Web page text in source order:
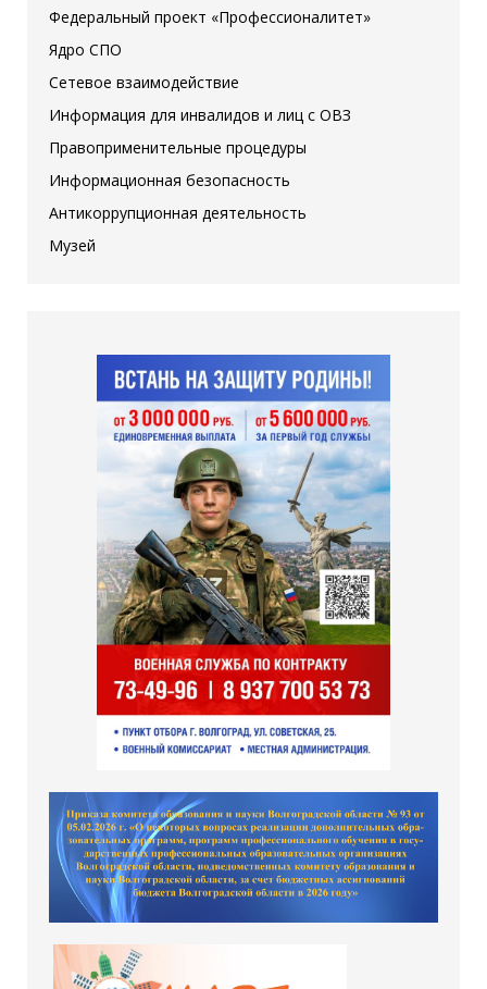
Федеральный проект «Профессионалитет»
Ядро СПО
Сетевое взаимодействие
Информация для инвалидов и лиц с ОВЗ
Правоприменительные процедуры
Информационная безопасность
Антикоррупционная деятельность
Музей